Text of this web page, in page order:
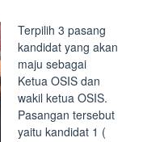
Terpilih 3 pasang
kandidat yang akan
maju sebagai
Ketua OSIS dan
wakil ketua OSIS.
Pasangan tersebut
yaitu kandidat 1 (